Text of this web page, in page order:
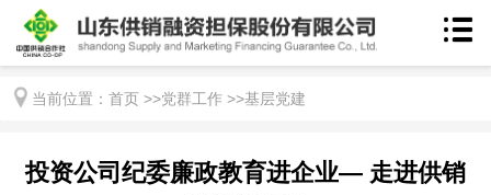
当前位置： 首页 >>党群工作 >>基层党建
投资公司纪委廉政教育进企业— 走进供销